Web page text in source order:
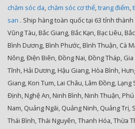
chăm sóc da chăm sóc cơ thể trang điểm
san . Ship hàng toàn quốc tại 63 tỉnh thành
Vũng Tàu, Bắc Giang, Bắc Kạn, Bạc Liêu,
Bình Dương, Bình Phước, Bình Thuận, Cà
Nông, Điện Biên, Đồng Nai, Đồng Tháp, Gia
Tĩnh, Hải Dương, Hậu Giang, Hòa Bình,
Giang, Kon Tum, Lai Châu, Lâm Đồng, Lạng
Định, Nghệ An, Ninh Bình, Ninh Thuận,
Nam, Quảng Ngãi, Quảng Ninh, Quảng Trị,
Thái Bình, Thái Nguyên, Thanh Hóa, Thừa